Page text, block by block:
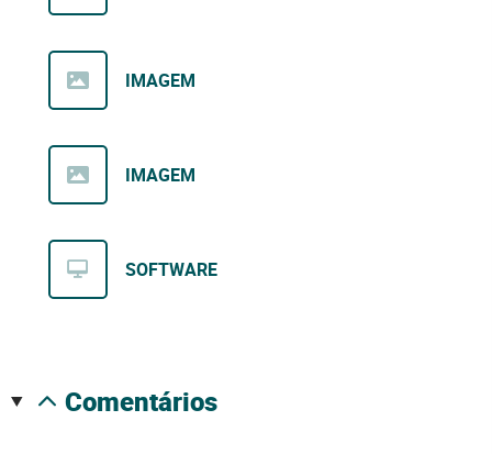
IMAGEM
IMAGEM
SOFTWARE
comentários